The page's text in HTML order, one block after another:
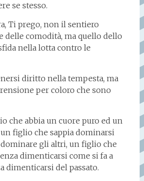
se stesso.
Ti prego, non il sentiero
delle comodità, ma quello dello
nella lotta contro le
diritto nella tempesta, ma
per coloro che sono
che abbia un cuore puro ed un
figlio che sappia dominarsi
gli altri, un figlio che
dimenticarsi come si fa a
dimenticarsi del passato.